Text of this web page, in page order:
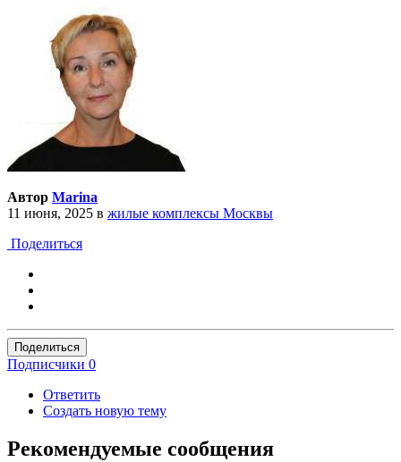
Автор Marina
11 июня, 2025 в жилые комплексы Москвы
Поделиться
Поделиться
Подписчики 0
Ответить
Создать новую тему
Рекомендуемые сообщения